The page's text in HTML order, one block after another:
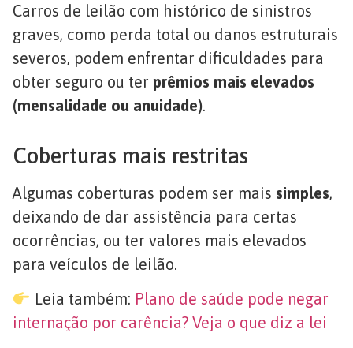
Carros de leilão com histórico de sinistros
graves, como perda total ou danos estruturais
severos, podem enfrentar dificuldades para
obter seguro ou ter prêmios mais elevados
(mensalidade ou anuidade).
Coberturas mais restritas
Algumas coberturas podem ser mais simples,
deixando de dar assistência para certas
ocorrências, ou ter valores mais elevados
para veículos de leilão.
Leia também: Plano de saúde pode negar
internação por carência? Veja o que diz a lei